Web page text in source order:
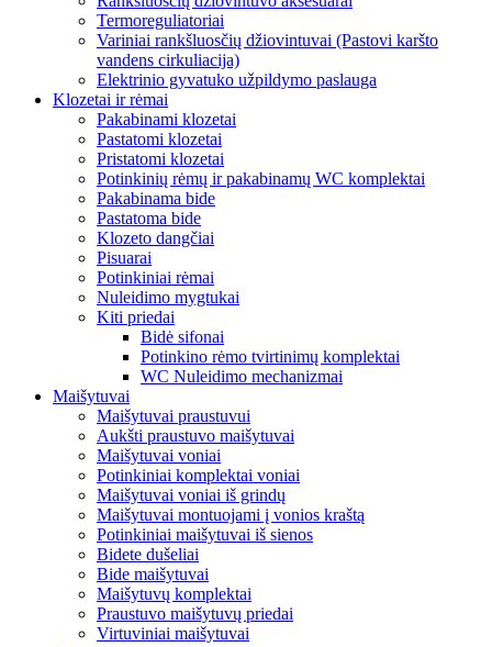
Termoreguliatoriai
Variniai rankšluosčių džiovintuvai (Pastovi karšto
vandens cirkuliacija)
Elektrinio gyvatuko užpildymo paslauga
Klozetai ir rėmai
Pakabinami klozetai
Pastatomi klozetai
Pristatomi klozetai
Potinkinių rėmų ir pakabinamų WC komplektai
Pakabinama bide
Pastatoma bide
Klozeto dangčiai
Pisuarai
Potinkiniai rėmai
Nuleidimo mygtukai
Kiti priedai
Bidė sifonai
Potinkino rėmo tvirtinimų komplektai
WC Nuleidimo mechanizmai
Maišytuvai
Maišytuvai praustuvui
Aukšti praustuvo maišytuvai
Maišytuvai voniai
Potinkiniai komplektai voniai
Maišytuvai voniai iš grindų
Maišytuvai montuojami į vonios kraštą
Potinkiniai maišytuvai iš sienos
Bidete dušeliai
Bide maišytuvai
Maišytuvų komplektai
Praustuvo maišytuvų priedai
Virtuviniai maišytuvai